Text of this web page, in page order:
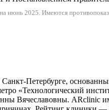
июнь 2025. Имеются
Петербурге,
«Технологический
Вячеславовны. ARclinic